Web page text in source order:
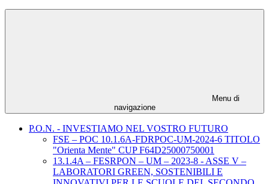
Menu di
navigazione
P.O.N. - INVESTIAMO NEL VOSTRO FUTURO
FSE – POC 10.1.6A-FDRPOC-UM-2024-6 TITOLO
"Orienta Mente" CUP F64D25000750001
13.1.4A – FESRPON – UM – 2023-8 - ASSE V –
LABORATORI GREEN, SOSTENIBILI E